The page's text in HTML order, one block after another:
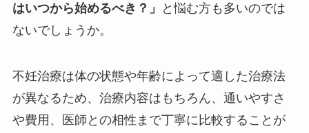
はいつから始めるべき？」
と悩む方も多いのでは
ないでしょうか。
不妊治療は体の状態や年齢によって適した治療法
が異なるため、治療内容はもちろん、通いやすさ
や費用、医師との相性まで丁寧に比較することが